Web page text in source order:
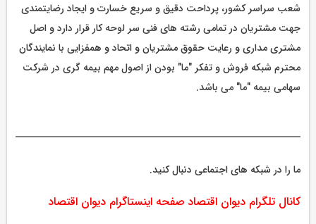
شعب سراسر کشور، پرداحت دقیق و سریع خسارت و ایجاد رضایتمندی
جهت مشتریان در تمامی رشته های فنی سر لوحه کار قرار دارد و اصل
مشتری مداری و رعایت حقوق مشتریان و اتحاد و همفزایی با نمایندگان
محترم شبکه فروش و تفکر "ما" بودن از اصول مهم بیمه گری در شرکت
سهامی بیمه "ما" می باشد.
ما را در شبکه های اجتماعی دنبال کنید.
کانال تلگرام دیوان اقتصاد صفحه اینستاگرام دیوان اقتصاد